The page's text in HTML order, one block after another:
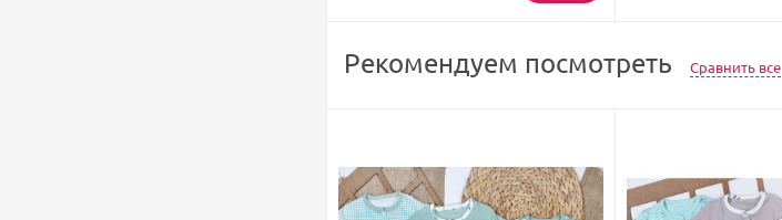
Рекомендуем посмотреть Сравнить все